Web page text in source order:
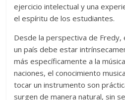
ejercicio intelectual y una
el espíritu de los estudiantes.
Desde la perspectiva de
un país debe estar
más específicamente a la
naciones, el conocimiento
tocar un instrumento son
surgen de manera natural, sin